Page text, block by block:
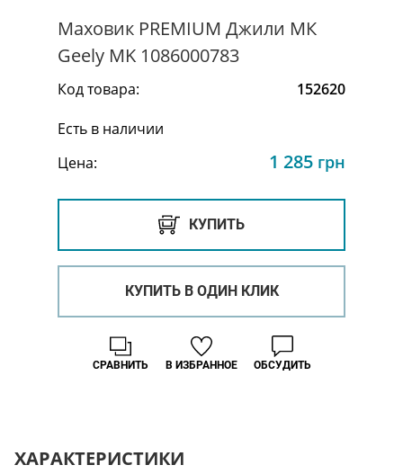
Маховик PREMIUM Джили МК
Geely MK 1086000783
Код товара:
152620
Есть в наличии
Цена:
1 285 грн
КУПИТЬ
КУПИТЬ В ОДИН КЛИК
В ИЗБРАННОЕ
СРАВНИТЬ ОБСУДИТЬ
ХАРАКТЕРИСТИКИ